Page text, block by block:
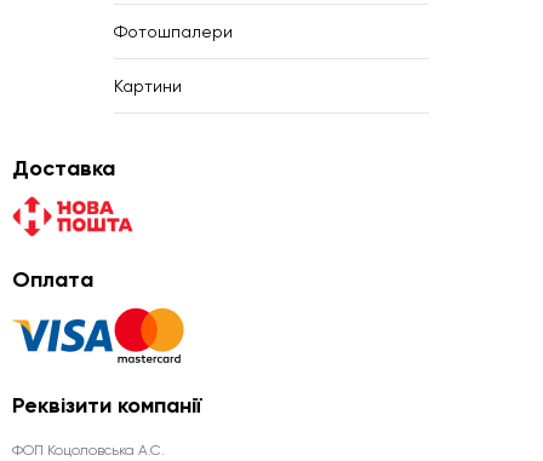
Фотошпалери
Картини
Доставка
Оплата
Реквізити компанії
ФОП Коцоловська А.С.